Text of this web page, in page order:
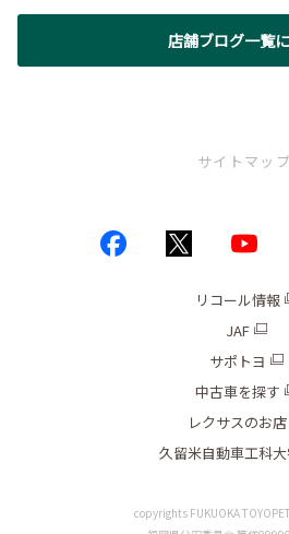
店舗ブログ一覧
サイトマップ
リコール情報
JAF
サポトヨ
中古車を探す
レクサスのお店
久留米自動車工科
copyrights FUKUOKA